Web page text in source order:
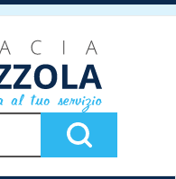
Cerca Prodotto